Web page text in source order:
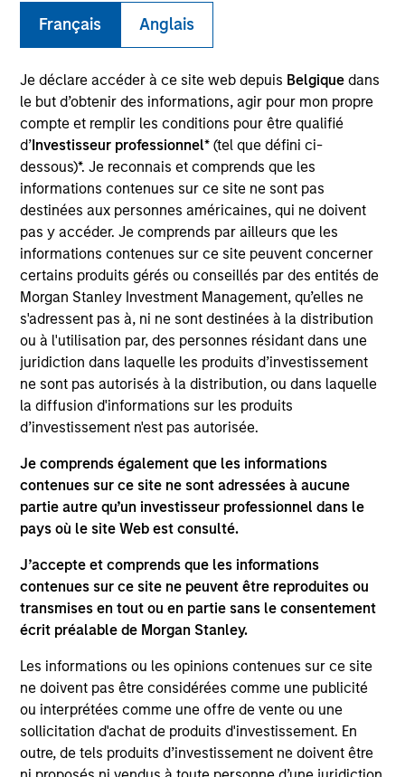
Français Anglais
Je déclare accéder à ce site web depuis Belgique dans
le but d’obtenir des informations, agir pour mon propre
compte et remplir les conditions pour être qualifié
d’Investisseur professionnel* (tel que défini ci-
dessous)*. Je reconnais et comprends que les
informations contenues sur ce site ne sont pas
destinées aux personnes américaines, qui ne doivent
pas y accéder. Je comprends par ailleurs que les
informations contenues sur ce site peuvent concerner
certains produits gérés ou conseillés par des entités de
Morgan Stanley Investment Management, qu’elles ne
s'adressent pas à, ni ne sont destinées à la distribution
ou à l'utilisation par, des personnes résidant dans une
juridiction dans laquelle les produits d’investissement
ne sont pas autorisés à la distribution, ou dans laquelle
la diffusion d'informations sur les produits
d’investissement n'est pas autorisée.
Je comprends également que les informations
contenues sur ce site ne sont adressées à aucune
partie autre qu’un investisseur professionnel dans le
pays où le site Web est consulté.
J’accepte et comprends que les informations
contenues sur ce site ne peuvent être reproduites ou
transmises en tout ou en partie sans le consentement
écrit préalable de Morgan Stanley.
Les informations ou les opinions contenues sur ce site
ne doivent pas être considérées comme une publicité
ou interprétées comme une offre de vente ou une
sollicitation d'achat de produits d'investissement. En
outre, de tels produits d’investissement ne doivent être
Morgan Stanley Infrastructure Partners
Chris Ortega is a Managing Director and Head of
Americas of Morgan Stanley Infrastructure Partners
(MSIP). Prior to joining MSIP, Chris was a Partner at
TPG Capital, based in New York, where he led their
energy and natural resources group. Before that, he
was a Director at First Reserve Corporation. Chris
holds an MBA from Harvard Business School, a JD
(magna cum laude) from Harvard Law School, and a
BA (magna cum laude) from Harvard University.
Team Insights
PRESS RELEASE
Morgan Stanley Infrastructure
Partners Announces Investment in
Greenlight Electricity Centre
Morgan Stanley Investment Management
(MSIM), through investment funds managed by
Morgan Stanley Infrastructure Partners (MSIP),
its private infrastructure investment platform,